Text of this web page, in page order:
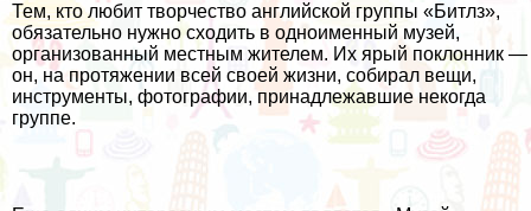
Тем, кто любит творчество английской группы «Битлз»,
обязательно нужно сходить в одноименный музей,
организованный местным жителем. Их ярый поклонник —
он, на протяжении всей своей жизни, собирал вещи,
инструменты, фотографии, принадлежавшие некогда
группе.